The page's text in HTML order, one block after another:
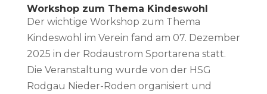
Workshop zum Thema Kindeswohl
Der wichtige Workshop zum Thema
Kindeswohl im Verein fand am 07. Dezember
2025 in der Rodaustrom Sportarena statt.
Die Veranstaltung wurde von der HSG
Rodgau Nieder-Roden organisiert und